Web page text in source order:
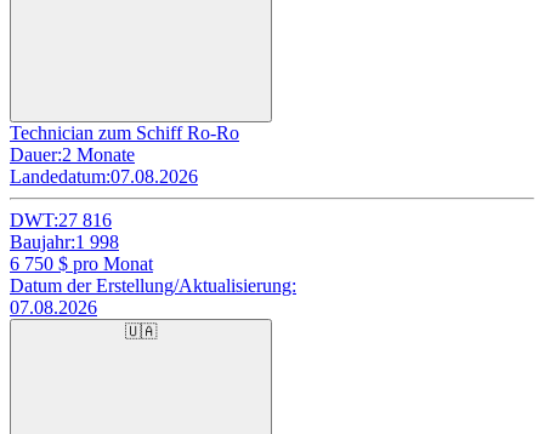
Technician zum Schiff Ro-Ro
Dauer:2 Monate
Landedatum:07.08.2026
DWT:27 816
Baujahr:1 998
6 750 $ pro Monat
Datum der Erstellung/Aktualisierung:
07.08.2026
🇺🇦